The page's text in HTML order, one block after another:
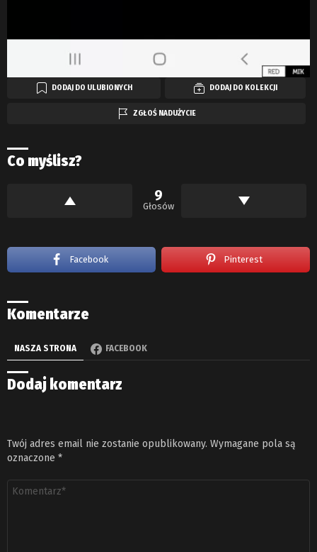
DODAJ DO ULUBIONYCH DODAJ DO KOLEKCJI
ZGŁOŚ NADUŻYCIE
Co myślisz?
9
Głosów
Facebook Pinterest
Komentarze
NASZA STRONA FACEBOOK
Dodaj komentarz
Twój adres email nie zostanie opublikowany. Wymagane pola są
oznaczone *
Komentarz